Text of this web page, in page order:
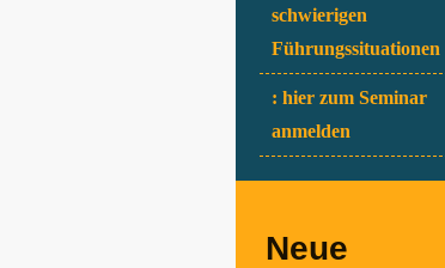
schwierigen
Führungssituationen
: hier zum Seminar
anmelden
Neue